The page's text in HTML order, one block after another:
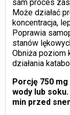
sam proces
Może działać
koncentracja,
Poprawia
stanów
Obniża poziom
działania
Porcję 750 mg
wody lub
min przed